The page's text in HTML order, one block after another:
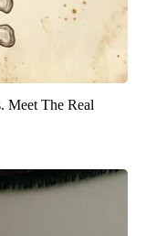
Meet The Real